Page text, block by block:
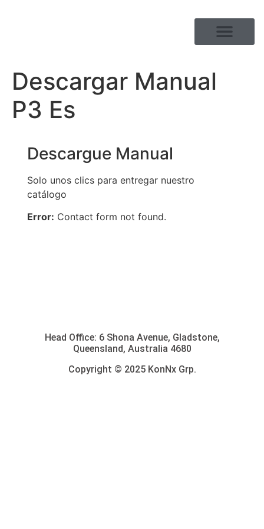
Descargar Manual
P3 Es
Descargue Manual
Solo unos clics para entregar nuestro
catálogo
Error: Contact form not found.
Head Office: 6 Shona Avenue, Gladstone,
Queensland, Australia 4680
Copyright © 2025 KonNx Grp.